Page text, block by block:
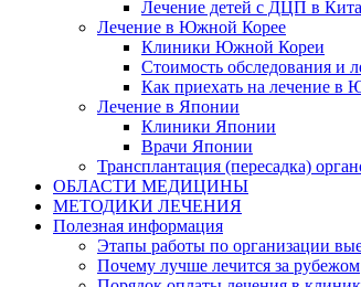
Лечение детей с ДЦП в
Лечение в Южной Корее
Клиники Южной Кореи
Стоимость обследования и
Как приехать на лечение
Лечение в Японии
Клиники Японии
Врачи Японии
Трансплантация (пересадка)
ОБЛАСТИ МЕДИЦИНЫ
МЕТОДИКИ ЛЕЧЕНИЯ
Полезная информация
Этапы работы по организации
Почему лучше лечится за рубежом